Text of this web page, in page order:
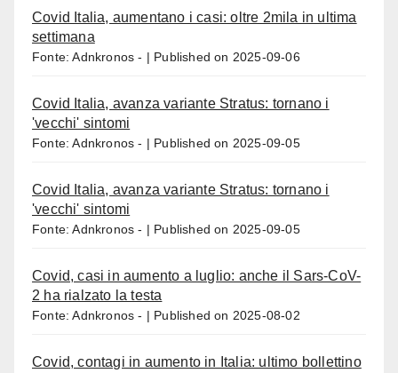
Covid Italia, aumentano i casi: oltre 2mila in ultima
settimana
Fonte: Adnkronos - Published on 2025-09-06
Covid Italia, avanza variante Stratus: tornano i
'vecchi' sintomi
Fonte: Adnkronos - Published on 2025-09-05
Covid Italia, avanza variante Stratus: tornano i
'vecchi' sintomi
Fonte: Adnkronos - Published on 2025-09-05
Covid, casi in aumento a luglio: anche il Sars-CoV-
2 ha rialzato la testa
Fonte: Adnkronos - Published on 2025-08-02
Covid, contagi in aumento in Italia: ultimo bollettino